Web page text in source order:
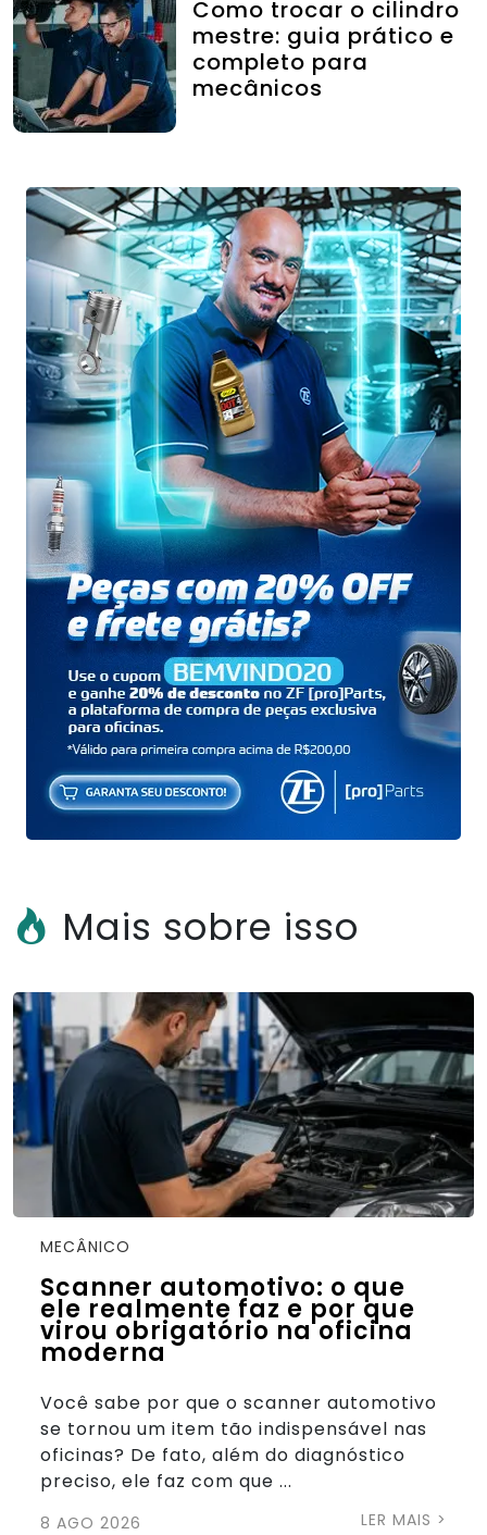
Como trocar o cilindro
mestre: guia prático e
completo para
mecânicos
Mais sobre isso
MECÂNICO
Scanner automotivo: o que
ele realmente faz e por que
virou obrigatório na oficina
moderna
Você sabe por que o scanner automotivo
se tornou um item tão indispensável nas
oficinas? De fato, além do diagnóstico
preciso, ele faz com que ...
8 AGO 2026 LER MAIS >